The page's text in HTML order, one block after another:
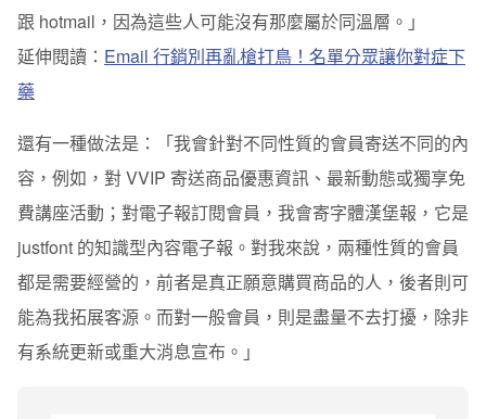
跟 hotmail，因為這些人可能沒有那麼屬於同溫層。」
延伸閱讀： Email 行銷別再亂槍打鳥！名單分眾讓你對症下
藥
還有一種做法是：「我會針對不同性質的會員寄送不同的內
容，例如，對 VVIP 寄送商品優惠資訊、最新動態或獨享免
費講座活動；對電子報訂閱會員，我會寄字體漢堡報，它是
justfont 的知識型內容電子報。對我來說，兩種性質的會員
都是需要經營的，前者是真正願意購買商品的人，後者則可
能為我拓展客源。而對一般會員，則是盡量不去打擾，除非
有系統更新或重大消息宣布。」